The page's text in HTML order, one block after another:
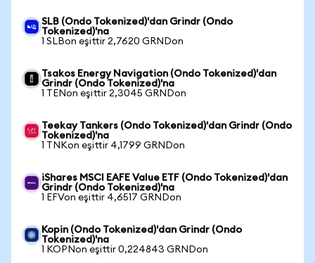
SLB (Ondo Tokenized)'dan Grindr (Ondo
Tokenized)'na
1 SLBon eşittir 2,7620 GRNDon
Tsakos Energy Navigation (Ondo Tokenized)'dan
Grindr (Ondo Tokenized)'na
1 TENon eşittir 2,3045 GRNDon
Teekay Tankers (Ondo Tokenized)'dan Grindr (Ondo
Tokenized)'na
1 TNKon eşittir 4,1799 GRNDon
iShares MSCI EAFE Value ETF (Ondo Tokenized)'dan
Grindr (Ondo Tokenized)'na
1 EFVon eşittir 4,6517 GRNDon
Kopin (Ondo Tokenized)'dan Grindr (Ondo
Tokenized)'na
1 KOPNon eşittir 0,224843 GRNDon